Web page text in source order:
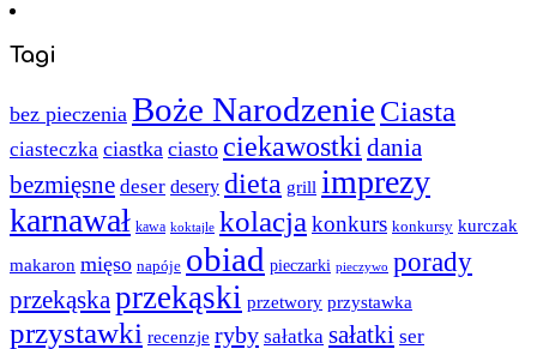
Tagi
bez pieczenia Boże Narodzenie Ciasta
ciasteczka ciastka ciasto ciekawostki dania
bezmięsne deser desery dieta grill imprezy
karnawał kawa koktajle kolacja konkurs konkursy kurczak
makaron mięso napóje obiad pieczarki pieczywo porady
przekąskaprzekąski przetwory przystawka
przystawki recenzje ryby sałatka sałatki ser